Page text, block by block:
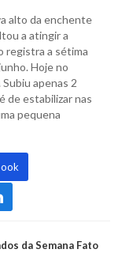
alto da enchente
a atingir a
registra a sétima
Hoje no
apenas 2
de estabilizar nas
pequena
da Semana Fato